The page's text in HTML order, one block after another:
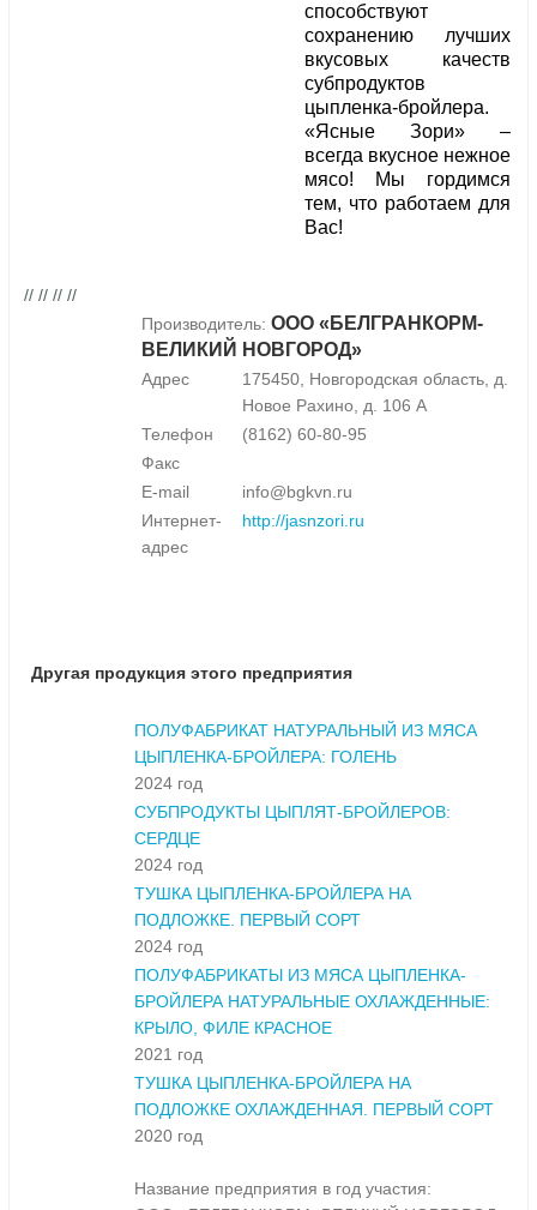
способствуют
сохранению лучших
вкусовых качеств
субпродуктов
цыпленка-бройлера.
«Ясные Зори» –
всегда вкусное нежное
мясо! Мы гордимся
тем, что работаем для
Вас!
// // // //
Производитель: ООО «БЕЛГРАНКОРМ-
ВЕЛИКИЙ НОВГОРОД»
Адрес
175450, Новгородская область, д.
Новое Рахино, д. 106 А
Телефон
(8162) 60-80-95
Факс
E-mail
info@bgkvn.ru
Интернет-
адрес
http://jasnzori.ru
Другая продукция этого предприятия
ПОЛУФАБРИКАТ НАТУРАЛЬНЫЙ ИЗ МЯСА
ЦЫПЛЕНКА-БРОЙЛЕРА: ГОЛЕНЬ
2024 год
СУБПРОДУКТЫ ЦЫПЛЯТ-БРОЙЛЕРОВ:
СЕРДЦЕ
2024 год
ТУШКА ЦЫПЛЕНКА-БРОЙЛЕРА НА
ПОДЛОЖКЕ. ПЕРВЫЙ СОРТ
2024 год
ПОЛУФАБРИКАТЫ ИЗ МЯСА ЦЫПЛЕНКА-
БРОЙЛЕРА НАТУРАЛЬНЫЕ ОХЛАЖДЕННЫЕ:
КРЫЛО, ФИЛЕ КРАСНОЕ
2021 год
ТУШКА ЦЫПЛЕНКА-БРОЙЛЕРА НА
ПОДЛОЖКЕ ОХЛАЖДЕННАЯ. ПЕРВЫЙ СОРТ
2020 год
Название предприятия в год участия: